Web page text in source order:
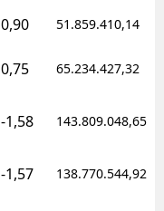
Manisa
Kahramanmaraş
Muş
0,90 51.859.410,14
0,75 65.234.427,32
-1,58 143.809.048,65
-1,57 138.770.544,92